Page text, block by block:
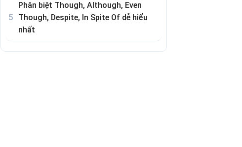
Phân biệt Though, Although, Even
Though, Despite, In Spite Of dễ hiểu
nhất